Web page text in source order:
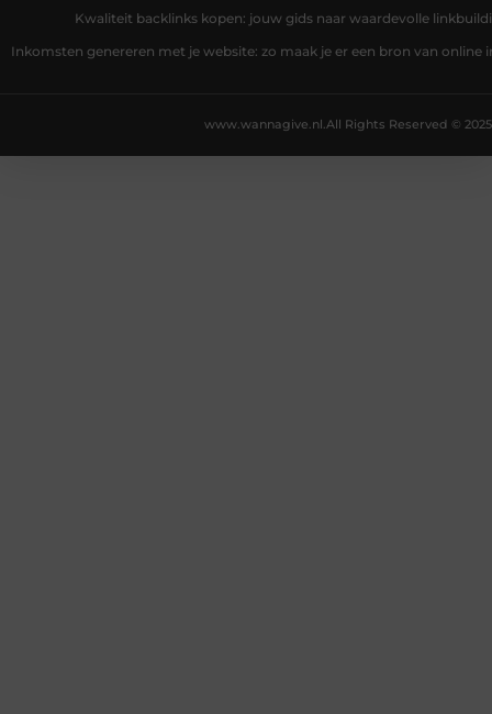
Kwaliteit backlinks kopen: jouw gids naar waardevolle
Inkomsten genereren met je website: zo maak je er een bron van online
All Rights Reserved © 2025
www.wannagive.nl.